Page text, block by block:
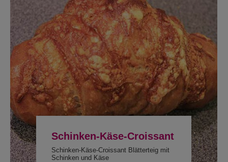
Schinken-Käse-Croissant
Schinken-Käse-Croissant Blätterteig mit
Schinken und Käse